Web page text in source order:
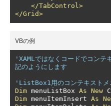
</TabControl>
</Grid>
VBの例
'XAMLではなくコードでコンテ
記のようにします
'ListBox1用のコンテキストメ
Dim menuListBox As New
Dim menuItemInsert As